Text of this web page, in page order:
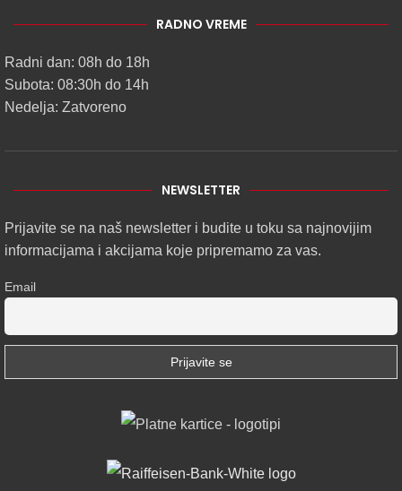
RADNO VREME
Radni dan: 08h do 18h
Subota: 08:30h do 14h
Nedelja: Zatvoreno
NEWSLETTER
Prijavite se na naš newsletter i budite u toku sa najnovijim
informacijama i akcijama koje pripremamo za vas.
Email